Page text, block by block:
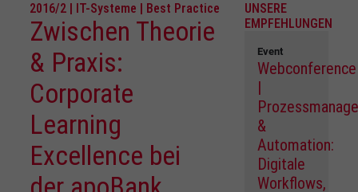
2016/2 | IT-Systeme | Best Practice
Zwischen Theorie
& Praxis:
Corporate
Learning
Excellence bei
UNSERE
EMPFEHLUNGEN
Event
Webconference
|
&
Automation:
Digitale
Workflows,